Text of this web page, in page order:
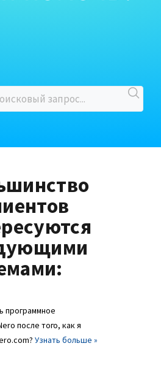
программное
после того, как я
Узнать больше »